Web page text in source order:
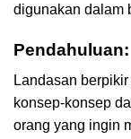
digunakan dalam
Pendahuluan:
Landasan
konsep-konsep
orang yang ingin